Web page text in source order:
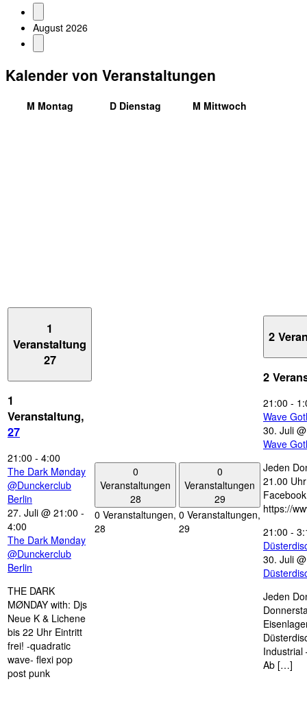
August 2026
Kalender von Veranstaltungen
M Montag D Dienstag M Mittwoch
1
Veranstaltung
27
1
Veranstaltung,
27
21:00 - 4:00
The Dark Mønday
@Dunckerclub
Berlin
27. Juli @ 21:00 -
4:00
The Dark Mønday
@Dunckerclub
Berlin
THE DARK
MØNDAY with: Djs
Neue K & Lichene
bis 22 Uhr Eintritt
frei! -quadratic
wave- flexi pop
post punk
0
Veranstaltungen
28
0 Veranstaltungen,
28
0
Veranstaltungen
29
0 Veranstaltungen,
29
2
2
21:00 -
Wave
30. Juli
Wave
Jeden
21.00
https://
21:00 -
30. Juli
Jeden
Industrial
Ab […]